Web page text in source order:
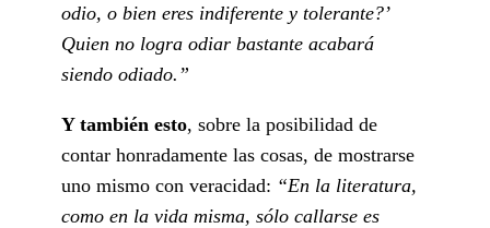
odio, o bien eres indiferente y tolerante?’
Quien no logra odiar bastante acabará
siendo odiado.”
Y también esto, sobre la posibilidad de
contar honradamente las cosas, de mostrarse
uno mismo con veracidad: “En la literatura,
como en la vida misma, sólo callarse es